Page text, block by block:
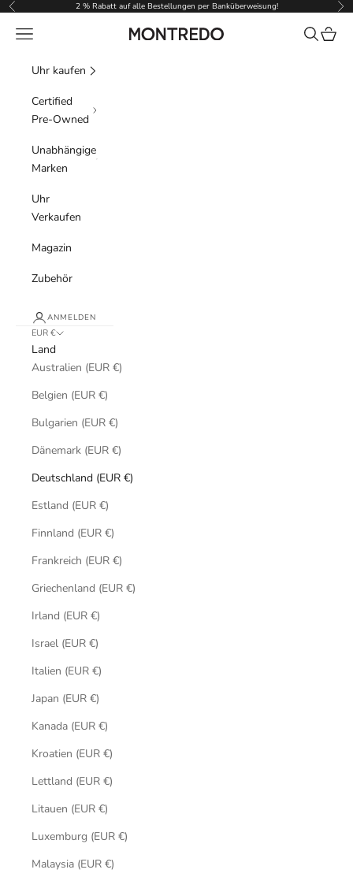
Zum Inhalt springen
Zurück 2 % Rabatt auf alle Bestellungen per Banküberweisung! Vor
Montredo
Menü Suchen
Uhr kaufen
Certified
Pre-Owned
Unabhängige
Marken
Uhr
Verkaufen
Magazin
Zubehör
ANMELDEN
EUR €
Land
Australien (EUR €)
Belgien (EUR €)
Bulgarien (EUR €)
Dänemark (EUR €)
Deutschland (EUR €)
Estland (EUR €)
Finnland (EUR €)
Frankreich (EUR €)
Griechenland (EUR €)
Irland (EUR €)
Israel (EUR €)
Italien (EUR €)
Japan (EUR €)
Kanada (EUR €)
Kroatien (EUR €)
Lettland (EUR €)
Litauen (EUR €)
Luxemburg (EUR €)
Malaysia (EUR €)